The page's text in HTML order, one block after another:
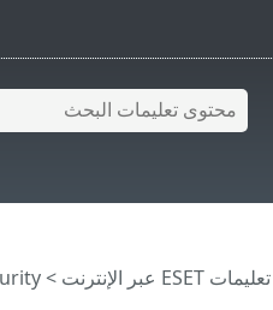
تعليمات ESET عبر الإنترنت >